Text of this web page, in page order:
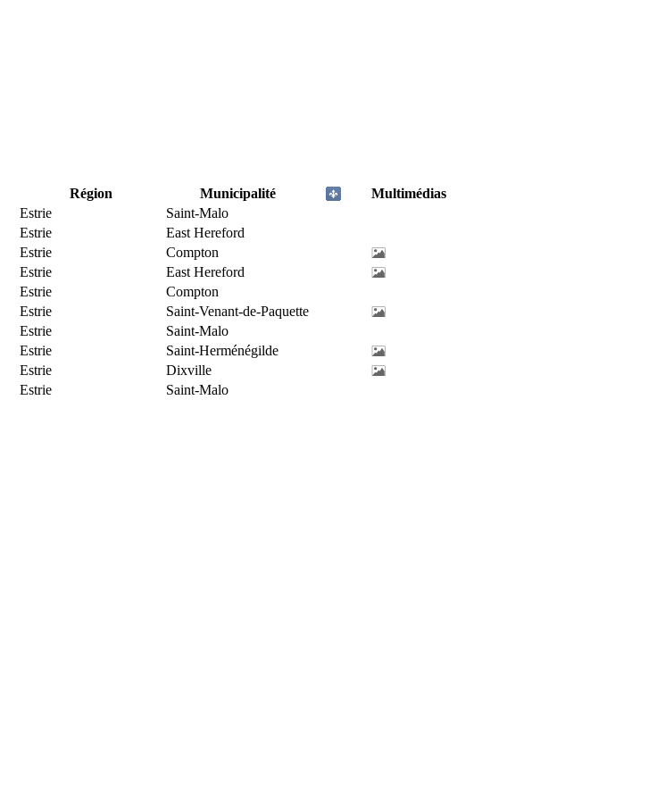
Région Municipalité
Multimédias
Estrie
Saint-Malo
Estrie
East Hereford
Estrie
Compton
Estrie
East Hereford
Estrie
Compton
Estrie
Saint-Venant-de-Paquette
Estrie
Saint-Malo
Estrie
Saint-Herménégilde
Estrie
Dixville
Estrie Saint-Malo